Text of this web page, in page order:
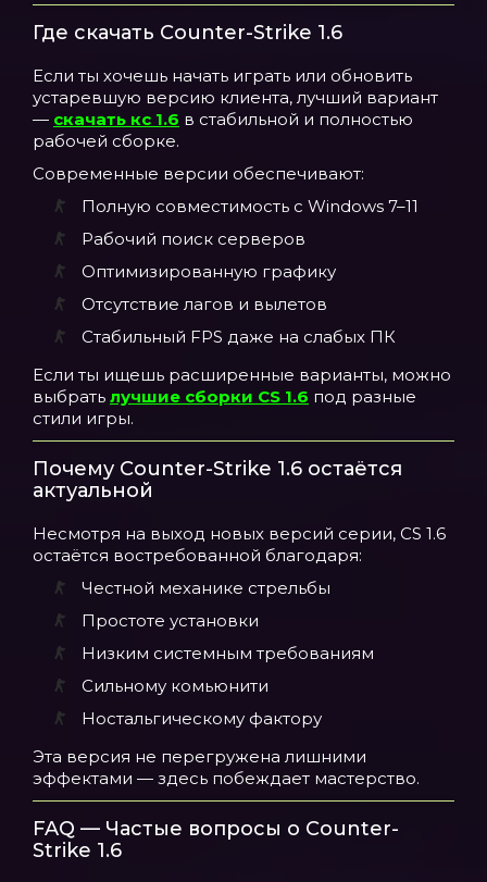
Где скачать Counter-Strike 1.6
Если ты хочешь начать играть или обновить
устаревшую версию клиента, лучший вариант
— скачать кс 1.6 в стабильной и полностью
рабочей сборке.
Современные версии обеспечивают:
Полную совместимость с Windows 7–11
Рабочий поиск серверов
Оптимизированную графику
Отсутствие лагов и вылетов
Стабильный FPS даже на слабых ПК
Если ты ищешь расширенные варианты, можно
выбрать лучшие сборки CS 1.6 под разные
стили игры.
Почему Counter-Strike 1.6 остаётся
актуальной
Несмотря на выход новых версий серии, CS 1.6
остаётся востребованной благодаря:
Честной механике стрельбы
Простоте установки
Низким системным требованиям
Сильному комьюнити
Ностальгическому фактору
Эта версия не перегружена лишними
эффектами — здесь побеждает мастерство.
FAQ — Частые вопросы о Counter-
Strike 1.6